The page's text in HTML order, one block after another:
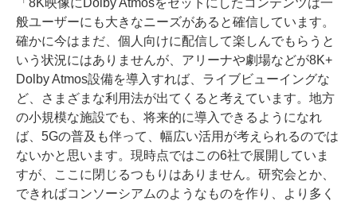
「8K映像にDolby Atmosをセットにしたコンテンツは一
般ユーザーにも大きなニーズがあると確信しています。
確かに今はまだ、個人向けに配信して楽しんでもらうと
いう状況にはありませんが、アリーナや劇場などが8K+
Dolby Atmos設備を導入すれば、ライブビューイングな
ど、さまざまな利用法が出てくると考えています。地方
の小規模な施設でも、将来的に導入できるようになれ
ば、5Gの普及も伴って、幅広い活用が考えられるのでは
ないかと思います。現時点ではこの6社で展開していま
すが、ここに閉じるつもりはありません。研究会とか、
できればコンソーシアムのようなものを作り、より多く